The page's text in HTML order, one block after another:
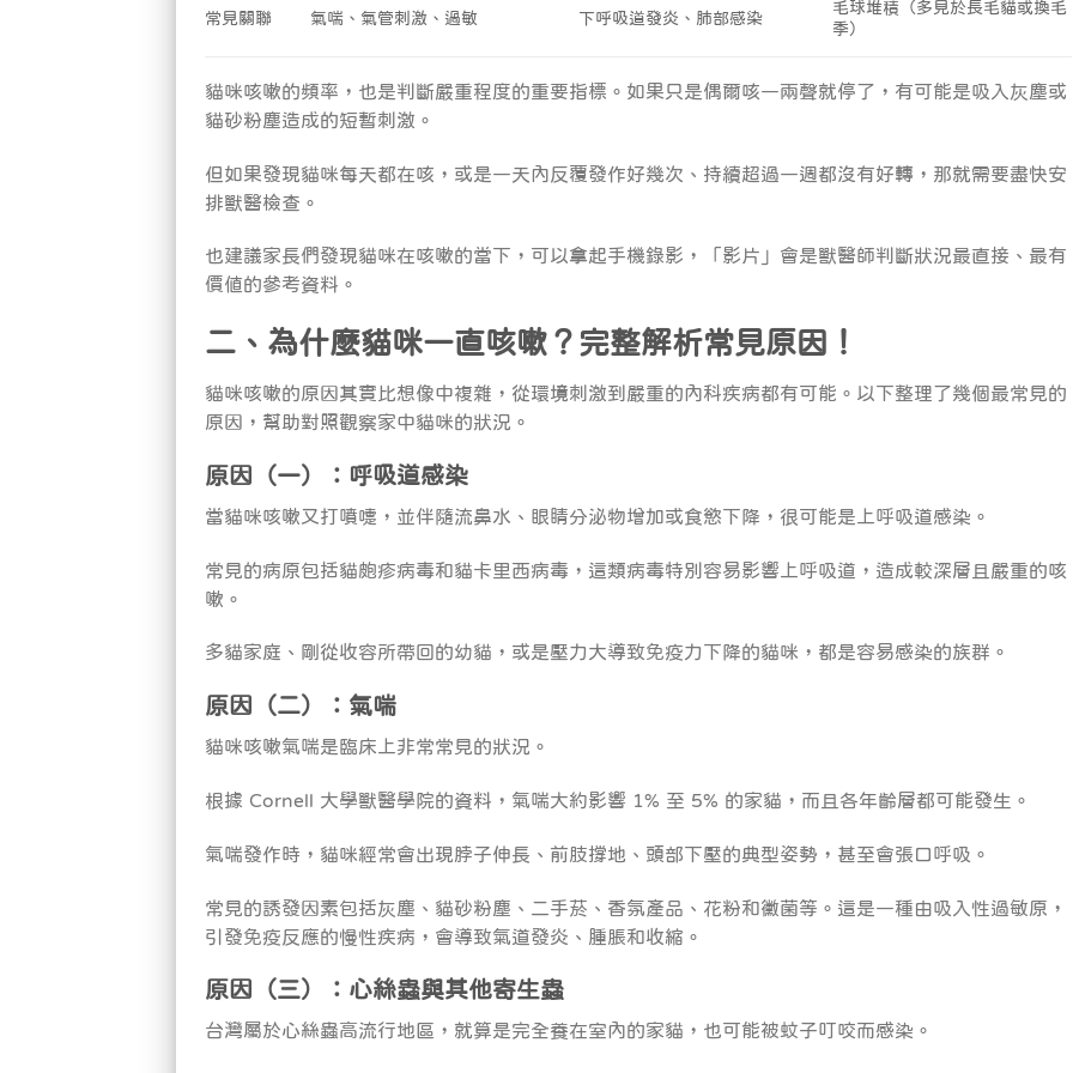
常見關聯 氣喘、氣管刺激、過敏 下呼吸道發炎、肺部感染
毛球堆積（多見於長毛貓或換毛
季）
貓咪咳嗽的頻率，也是判斷嚴重程度的重要指標。如果只是偶爾咳一兩聲就停了，有可能是吸入灰塵或
貓砂粉塵造成的短暫刺激。
但如果發現貓咪每天都在咳，或是一天內反覆發作好幾次、持續超過一週都沒有好轉，那就需要盡快安
排獸醫檢查。
也建議家長們發現貓咪在咳嗽的當下，可以拿起手機錄影，「影片」會是獸醫師判斷狀況最直接、最有
價值的參考資料。
二、為什麼貓咪一直咳嗽？完整解析常見原因！
貓咪咳嗽的原因其實比想像中複雜，從環境刺激到嚴重的內科疾病都有可能。以下整理了幾個最常見的
原因，幫助對照觀察家中貓咪的狀況。
原因（一）：呼吸道感染
當貓咪咳嗽又打噴嚏，並伴隨流鼻水、眼睛分泌物增加或食慾下降，很可能是上呼吸道感染。
常見的病原包括貓皰疹病毒和貓卡里西病毒，這類病毒特別容易影響上呼吸道，造成較深層且嚴重的咳
嗽。
多貓家庭、剛從收容所帶回的幼貓，或是壓力大導致免疫力下降的貓咪，都是容易感染的族群。
原因（二）：氣喘
貓咪咳嗽氣喘是臨床上非常常見的狀況。
根據 Cornell 大學獸醫學院的資料，氣喘大約影響 1% 至 5% 的家貓，而且各年齡層都可能發生。
氣喘發作時，貓咪經常會出現脖子伸長、前肢撐地、頭部下壓的典型姿勢，甚至會張口呼吸。
常見的誘發因素包括灰塵、貓砂粉塵、二手菸、香氛產品、花粉和黴菌等。這是一種由吸入性過敏原，
引發免疫反應的慢性疾病，會導致氣道發炎、腫脹和收縮。
原因（三）：心絲蟲與其他寄生蟲
台灣屬於心絲蟲高流行地區，就算是完全養在室內的家貓，也可能被蚊子叮咬而感染。